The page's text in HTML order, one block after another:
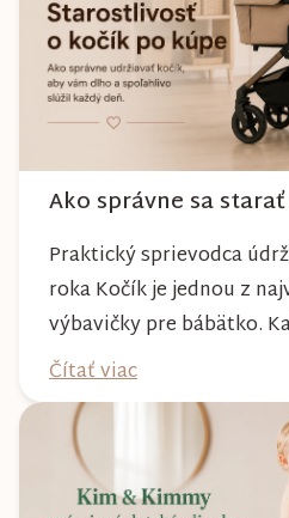
Ako správne sa
Praktický sprievodca
roka Kočík je jednou z
výbavičky pre bábätko.
absolvujete prechádzky
na lesných chodníkoch
počasia. Pravidelnou
môžete byť istí, že vám
dlhé roky a zachová si
Čítať viac